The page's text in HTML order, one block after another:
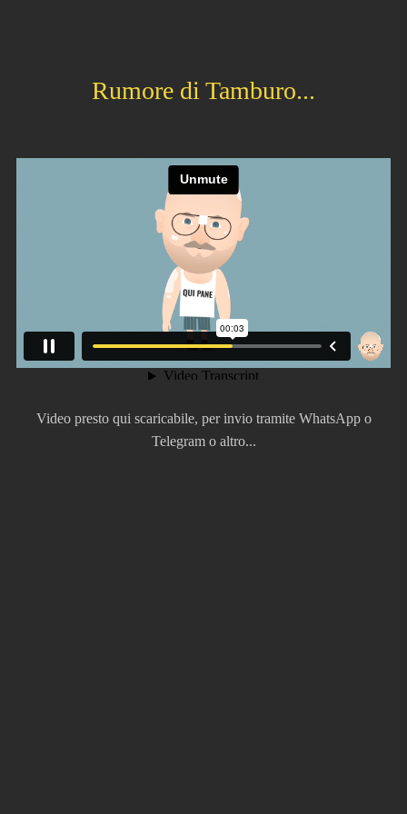
Rumore di Tamburo...
Video presto qui scaricabile, per invio tramite WhatsApp o
Telegram o altro...